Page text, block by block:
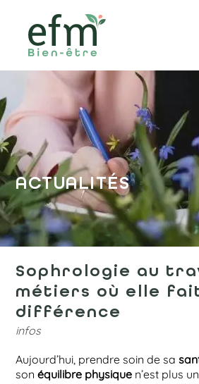
ACTUALITÉS
Sophrologie au
métiers où elle
différence
infos
Aujourd’hui, prendre soin de sa
sonéquilibre physique n’est plus